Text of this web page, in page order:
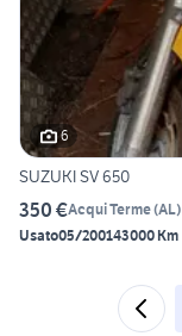
6
SUZUKI SV 650
350 €Acqui Terme(AL)
Usato05/200143000 Km